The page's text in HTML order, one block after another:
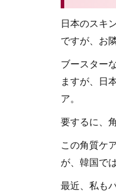
日本のスキ
ですが、お
ブースター
ますが、日
ア。
要するに、
この角質ケ
が、韓国で
最近、私も